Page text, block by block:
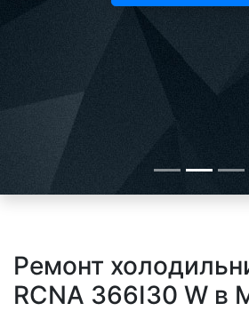
Ремонт
RCNA 366I30 W в